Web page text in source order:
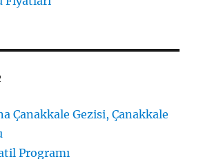
Çanakkale Gezisi, Çanakkale
Programı